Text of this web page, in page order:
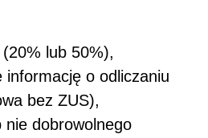
lub 50%),
informację o odliczaniu
bez ZUS),
nie dobrowolnego